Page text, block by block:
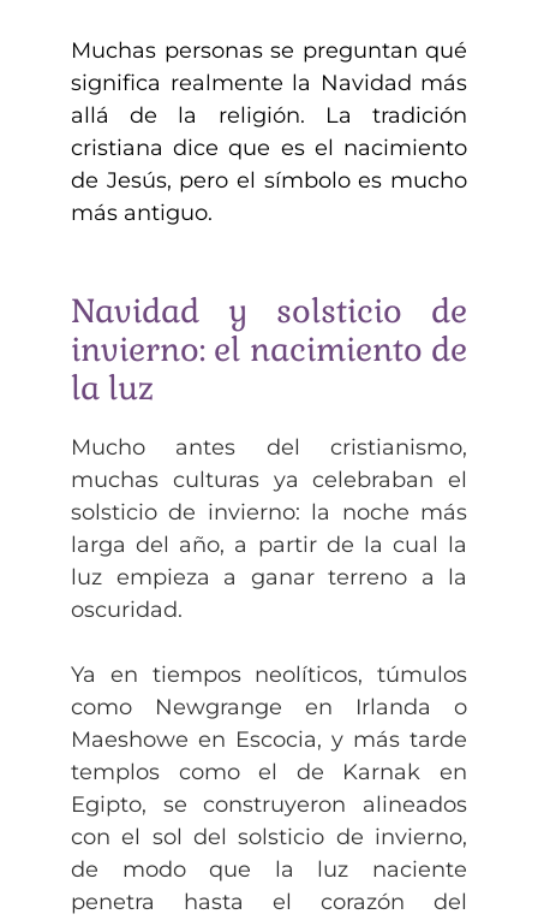
Muchas personas se preguntan qué
significa realmente la Navidad más
allá de la religión. La tradición
cristiana dice que es el nacimiento
de Jesús, pero el símbolo es mucho
más antiguo.
Navidad y solsticio de
invierno: el nacimiento de
la luz
Mucho antes del cristianismo,
muchas culturas ya celebraban el
solsticio de invierno: la noche más
larga del año, a partir de la cual la
luz empieza a ganar terreno a la
oscuridad.
Ya en tiempos neolíticos, túmulos
como Newgrange en Irlanda o
Maeshowe en Escocia, y más tarde
templos como el de Karnak en
Egipto, se construyeron alineados
con el sol del solsticio de invierno,
de modo que la luz naciente
penetra hasta el corazón del